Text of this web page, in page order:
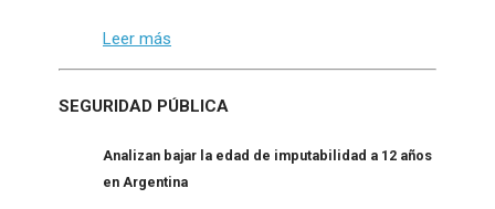
Leer más
SEGURIDAD PÚBLICA
Analizan bajar la edad de imputabilidad a 12 años
en Argentina